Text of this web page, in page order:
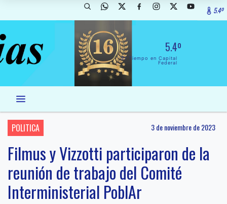
5.4º
5.4º
El Tiempo en Capital
Federal
POLITICA 3 de noviembre de 2023
Filmus y Vizzotti participaron de la
reunión de trabajo del Comité
Interministerial PoblAr